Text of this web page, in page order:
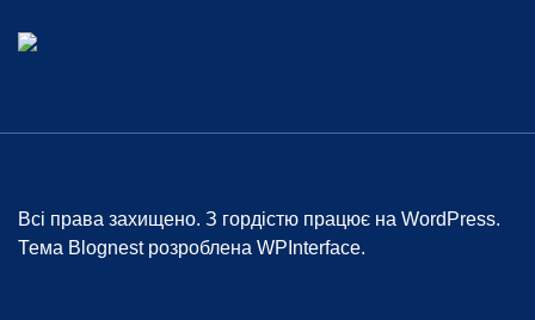
Всі права захищено. З гордістю працює на WordPress.
Тема Blognest розроблена WPInterface.